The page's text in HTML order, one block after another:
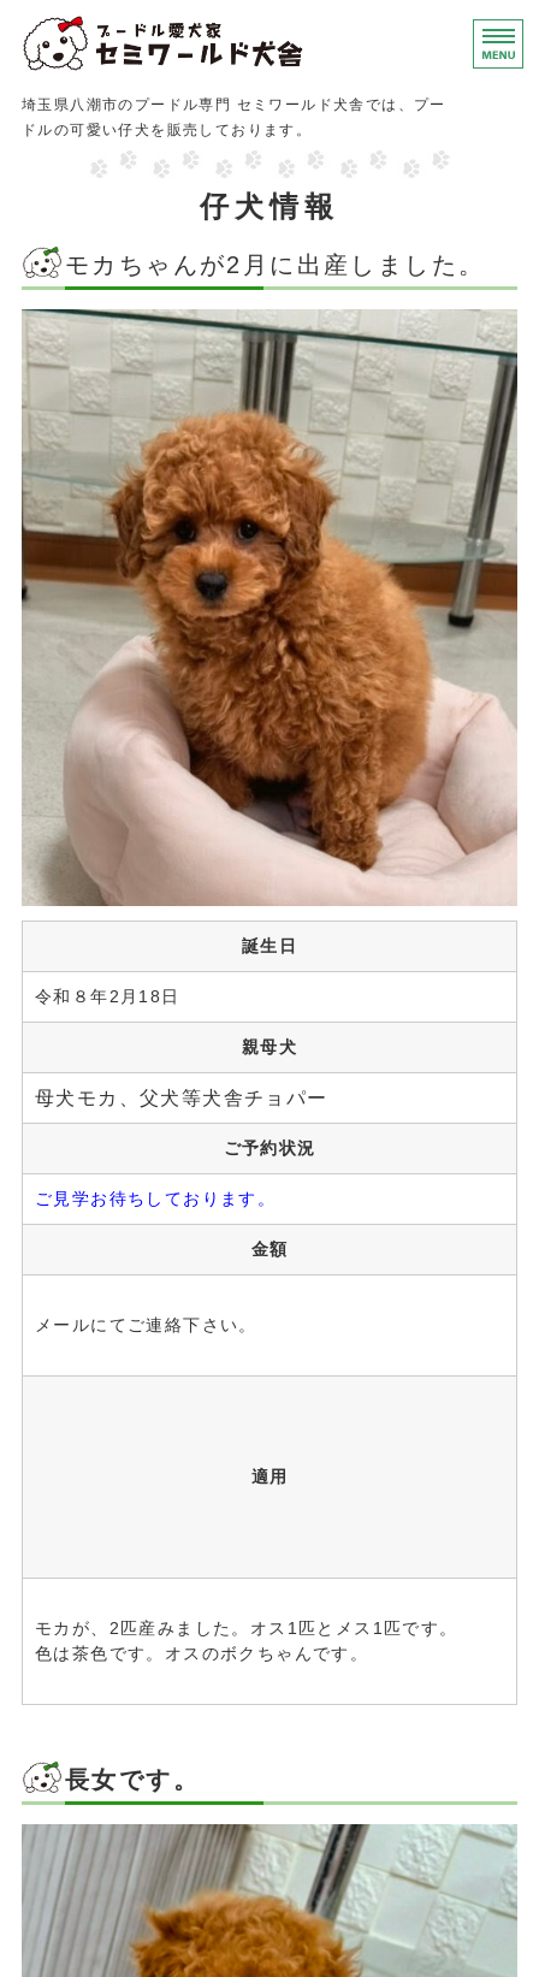
埼玉県八潮市のプード
埼玉県八潮市のプードル専門 セミワールド犬舎では、プー
ドルの可愛い仔犬を販売しております。
仔犬購入のご案内
犬舎のご紹介
お問い合わせ
仔犬情報
モカちゃんが2月に出産しました。
誕生日
令和８年2月18日
親母犬
母犬モカ、父犬等犬舎チョパー
ご予約状況
ご見学お待ちしております。
金額
メールにてご連絡下さい。
適用
モカが、2匹産みました。オス1匹とメス1匹です。
色は茶色です。オスのボクちゃんです。
長女です。